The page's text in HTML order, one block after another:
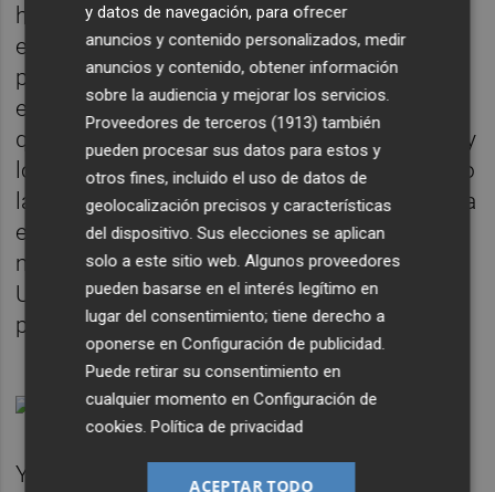
hace más vulnerables a cualquier temblor
económico hoy hay que hacerlo para
proteger el poder adquisitivo de los
españoles y las españolas. Porque es cierto
que entre quienes no tenían un empleo y hoy
lo tienen hoy es innegable que han mejorado
las perspectivas o que hay alguna razón para
el optimismo cuando somos el país donde
menos están creciendo los precios de la
Unión Europea, en todas las casas de este
país el mismo sueldo hoy es menos dinero.
Y en ambas partes de la mesa hoy deben
y datos de navegación, para ofrecer
anuncios y contenido personalizados, medir
anuncios y contenido, obtener información
sobre la audiencia y mejorar los servicios.
Proveedores de terceros (1913) también
pueden procesar sus datos para estos y
otros fines, incluido el uso de datos de
geolocalización precisos y características
del dispositivo. Sus elecciones se aplican
solo a este sitio web. Algunos proveedores
pueden basarse en el interés legítimo en
lugar del consentimiento; tiene derecho a
oponerse enConfiguración de publicidad.
Puede retirar su consentimiento en
cualquier momento enConfiguración de
cookies.Política de privacidad
ACEPTAR TODO